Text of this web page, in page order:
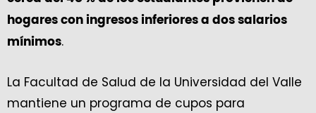
hogares con ingresos inferiores a dos salarios
mínimos.
La Facultad de Salud de la Universidad del Valle
mantiene un programa de cupos para